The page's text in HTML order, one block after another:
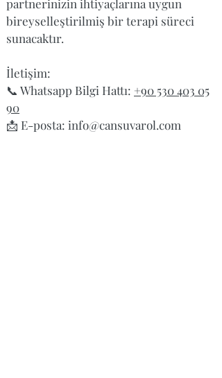
partnerinizin ihtiyaçlarına uygun
bireyselleştirilmiş bir terapi süreci
sunacaktır.
İletişim:
📞 Whatsapp Bilgi Hattı: +90 530 403 05
90
📩 E-posta: info@cansuvarol.com